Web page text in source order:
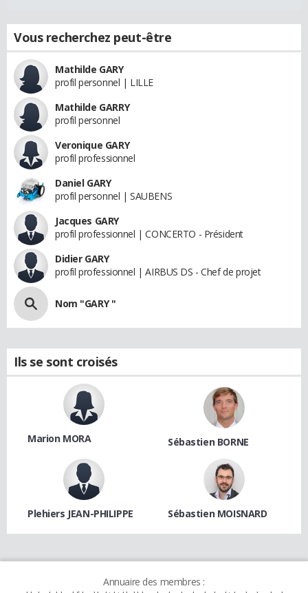
Vous recherchez peut-être
Mathilde GARY
profil personnel | LILLE
Mathilde GARRY
profil personnel
Veronique GARY
profil professionnel
Daniel GARY
profil personnel | SAUBENS
Jacques GARY
profil professionnel | CONCERTO - Président
Didier GARY
profil professionnel | AIRBUS DS - Chef de projet
Nom "GARY "
Ils se sont croisés
Marion MORA Sébastien BORNE
Plehiers JEAN-PHILIPPE Sébastien MOISNARD
Annuaire des membres :